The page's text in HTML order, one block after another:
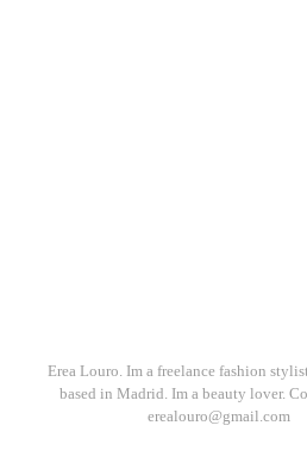
Erea Louro. Im a freelance fashion
based in Madrid. Im a beauty lover.
erealouro@gmail.com